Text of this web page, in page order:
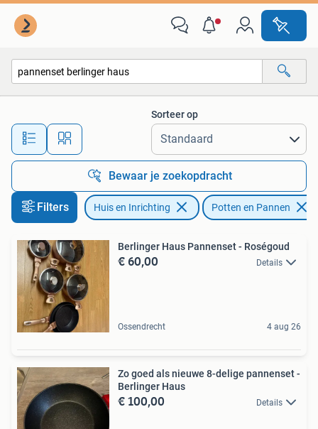
Alle afstanden…
Sorteer op
Bewaar je zoekopdracht
Filters Huis en Inrichting Potten en Pannen
Berlinger Haus Pannenset - Roségoud
€ 60,00 Details
Ossendrecht 4 aug 26
Zo goed als nieuwe 8-delige pannenset -
Berlinger Haus
€ 100,00 Details